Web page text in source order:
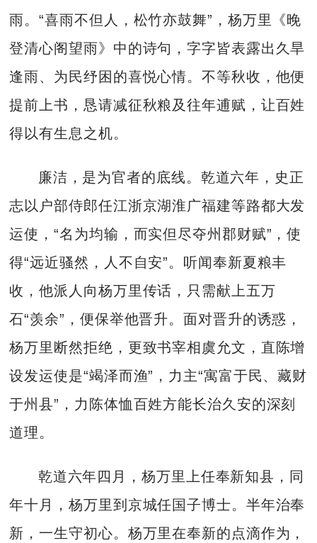
雨。“喜雨不但人，松竹亦鼓舞”，杨万里《晚
登清心阁望雨》中的诗句，字字皆表露出久旱
逢雨、为民纾困的喜悦心情。不等秋收，他便
提前上书，恳请减征秋粮及往年逋赋，让百姓
得以有生息之机。
廉洁，是为官者的底线。乾道六年，史正
志以户部侍郎任江浙京湖淮广福建等路都大发
运使，“名为均输，而实但尽夺州郡财赋”，使
得“远近骚然，人不自安”。听闻奉新夏粮丰
收，他派人向杨万里传话，只需献上五万
石“羡余”，便保举他晋升。面对晋升的诱惑，
杨万里断然拒绝，更致书宰相虞允文，直陈增
设发运使是“竭泽而渔”，力主“寓富于民、藏财
于州县”，力陈体恤百姓方能长治久安的深刻
道理。
乾道六年四月，杨万里上任奉新知县，同
年十月，杨万里到京城任国子博士。半年治奉
新，一生守初心。杨万里在奉新的点滴作为，